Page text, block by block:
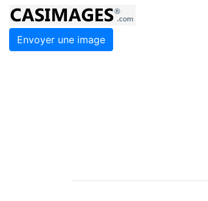
Envoyer une image